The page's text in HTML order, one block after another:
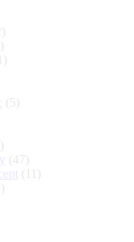
(5)
(47)
(11)